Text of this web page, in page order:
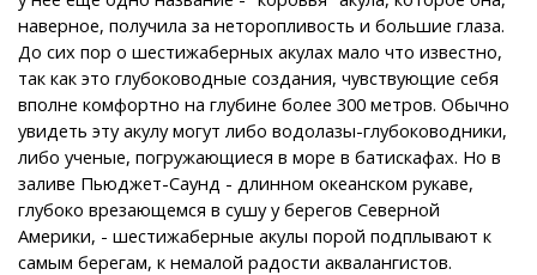
наверное, получила за неторопливость и большие глаза.
До сих пор о шестижаберных акулах мало что известно,
так как это глубоководные создания, чувствующие себя
вполне комфортно на глубине более 300 метров. Обычно
увидеть эту акулу могут либо водолазы-глубоководники,
либо ученые, погружающиеся в море в батискафах. Но в
заливе Пьюджет-Саунд - длинном океанском рукаве,
глубоко врезающемся в сушу у берегов Северной
Америки, - шестижаберные акулы порой подплывают к
самым берегам, к немалой радости аквалангистов.